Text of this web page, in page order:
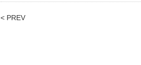
< PREV